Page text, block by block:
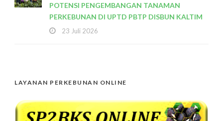
POTENSI PENGEMBANGAN TANAMAN
PERKEBUNAN DI UPTD PBTP DISBUN KALTIM
23 Juli 2026
LAYANAN PERKEBUNAN ONLINE